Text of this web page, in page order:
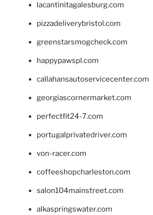
lacantinitagalesburg.com
pizzadeliverybristol.com
greenstarsmogcheck.com
happypawspl.com
callahansautoservicecenter.com
georgiascornermarket.com
perfectfit24-7.com
portugalprivatedriver.com
von-racer.com
coffeeshopcharleston.com
salon104mainstreet.com
alkaspringswater.com